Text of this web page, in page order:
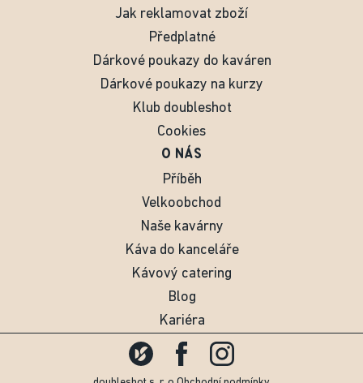
Jak reklamovat zboží
Předplatné
Dárkové poukazy do kaváren
Dárkové poukazy na kurzy
Klub doubleshot
Cookies
O NÁS
Příběh
Velkoobchod
Naše kavárny
Káva do kanceláře
Kávový catering
Blog
Kariéra